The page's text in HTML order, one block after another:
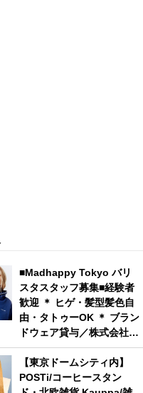
■Madhappy Tokyo バリ
スタスタッフ募集■経験者
歓迎 ＊ ヒゲ・髪型髪色自
由・タトゥーOK ＊ ブラン
ドウェア貸与／株式会社
Madhappy Japan
【東京ドームシティ内】
POSTi/コーヒースタン